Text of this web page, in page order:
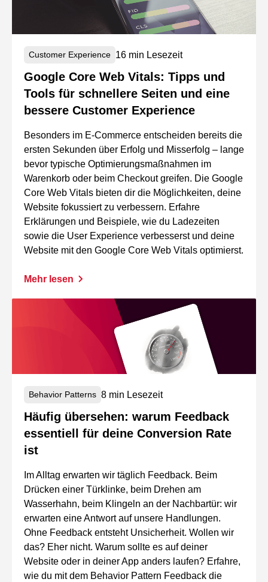
Customer Experience 16 min Lesezeit
Google Core Web Vitals: Tipps und
Tools für schnellere Seiten und eine
bessere Customer Experience
Besonders im E-Commerce entscheiden bereits die
ersten Sekunden über Erfolg und Misserfolg – lange
bevor typische Optimierungsmaßnahmen im
Warenkorb oder beim Checkout greifen. Die Google
Core Web Vitals bieten dir die Möglichkeiten, deine
Website fokussiert zu verbessern. Erfahre
Erklärungen und Beispiele, wie du Ladezeiten
sowie die User Experience verbesserst und deine
Website mit den Google Core Web Vitals optimierst.
Mehr lesen
Behavior Patterns 8 min Lesezeit
Häufig übersehen: warum Feedback
essentiell für deine Conversion Rate
ist
Im Alltag erwarten wir täglich Feedback. Beim
Drücken einer Türklinke, beim Drehen am
Wasserhahn, beim Klingeln an der Nachbartür: wir
erwarten eine Antwort auf unsere Handlungen.
Ohne Feedback entsteht Unsicherheit. Wollen wir
das? Eher nicht. Warum sollte es auf deiner
Website oder in deiner App anders laufen? Erfahre,
wie du mit dem Behavior Pattern Feedback die